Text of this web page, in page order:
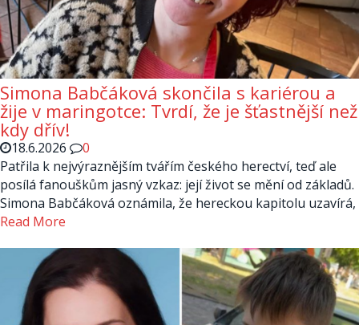
Simona Babčáková skončila s kariérou a
žije v maringotce: Tvrdí, že je šťastnější než
kdy dřív!
18.6.2026
0
Patřila k nejvýraznějším tvářím českého herectví, teď ale
posílá fanouškům jasný vzkaz: její život se mění od základů.
Simona Babčáková oznámila, že hereckou kapitolu uzavírá,
Read More